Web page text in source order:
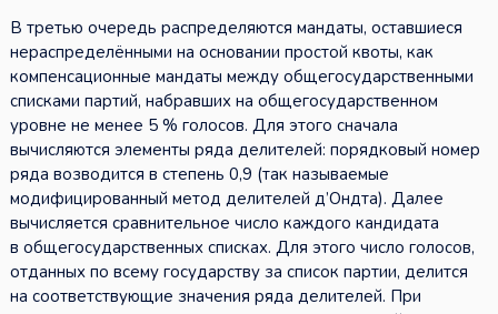
В третью очередь распределяются мандаты, оставшиеся
нераспределёнными на основании простой квоты, как
компенсационные мандаты между общегосударственными
списками партий, набравших на общегосударственном
уровне не менее 5 % голосов. Для этого сначала
вычисляются элементы ряда делителей: порядковый номер
ряда возводится в степень 0,9 (так называемые
модифицированный метод делителей д’Ондта). Далее
вычисляется сравнительное число каждого кандидата
в общегосударственных списках. Для этого число голосов,
отданных по всему государству за список партии, делится
на соответствующие значения ряда делителей. При